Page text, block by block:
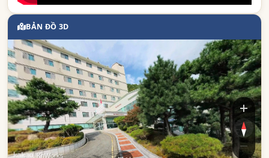
BẢN ĐỒ 3D
동주대학로
, KnWorks